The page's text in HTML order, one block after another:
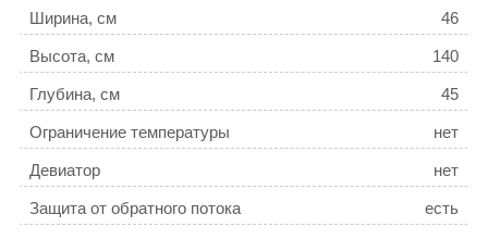
Ширина, см 46
Высота, см 140
Глубина, см 45
Ограничение температуры нет
Девиатор нет
Защита от обратного потока есть